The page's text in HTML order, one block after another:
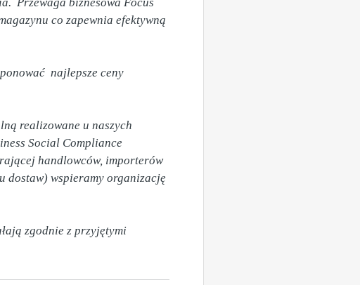
co zapewnia efektywną
najlepsze ceny
realizowane u naszych
Social Compliance
handlowców, importerów
dostaw) wspieramy organizację
zgodnie z przyjętymi